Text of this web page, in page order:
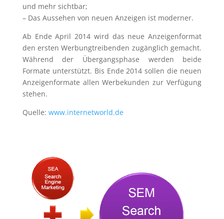
und mehr sichtbar;
– Das Aussehen von neuen Anzeigen ist moderner.
Ab Ende April 2014 wird das neue Anzeigenformat
den ersten Werbungtreibenden zugänglich gemacht.
Während der Übergangsphase werden beide
Formate unterstützt. Bis Ende 2014 sollen die neuen
Anzeigenformate allen Werbekunden zur Verfügung
stehen.
Quelle: www.internetworld.de